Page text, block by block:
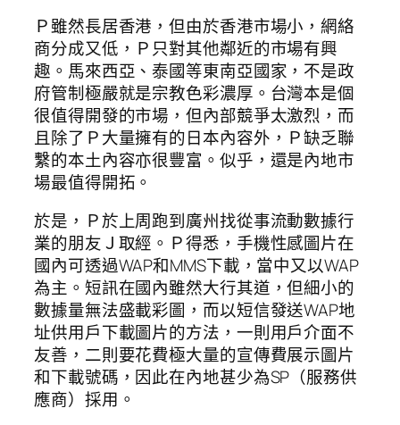
Ｐ雖然長居香港，但由於香港市場小，網絡
商分成又低，Ｐ只對其他鄰近的市場有興
趣。馬來西亞、泰國等東南亞國家，不是政
府管制極嚴就是宗教色彩濃厚。台灣本是個
很值得開發的市場，但內部競爭太激烈，而
且除了Ｐ大量擁有的日本內容外，Ｐ缺乏聯
繫的本土內容亦很豐富。似乎，還是內地市
場最值得開拓。
於是，Ｐ於上周跑到廣州找從事流動數據行
業的朋友Ｊ取經。Ｐ得悉，手機性感圖片在
國內可透過WAP和MMS下載，當中又以WAP
為主。短訊在國內雖然大行其道，但細小的
數據量無法盛載彩圖，而以短信發送WAP地
址供用戶下載圖片的方法，一則用戶介面不
友善，二則要花費極大量的宣傳費展示圖片
和下載號碼，因此在內地甚少為SP（服務供
應商）採用。